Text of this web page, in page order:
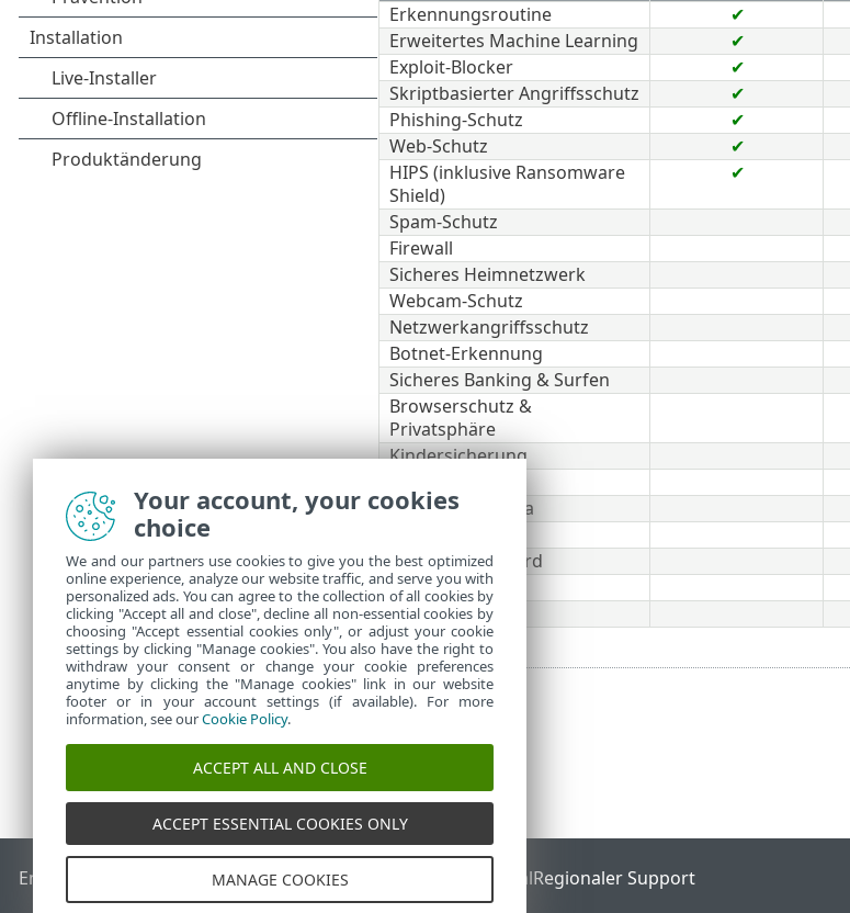
Erkennungsroutine
✔
Erweitertes Machine Learning
✔
Exploit-Blocker
✔
Skriptbasierter Angriffsschutz
✔
Phishing-Schutz
✔
Web-Schutz
✔
HIPS (inklusive Ransomware
Shield)
✔
Spam-Schutz
Firewall
Sicheres Heimnetzwerk
Webcam-Schutz
Netzwerkangriffsschutz
Botnet-Erkennung
Sicheres Banking & Surfen
Browserschutz &
Privatsphäre
Kindersicherung
ESET Secure Data
ESET Folder Guard
VPN
Identitätsschutz
End of Life ESET KnowledgebaseESET-Forum ESET Status PortalRegionaler Support
Your account, your cookies
choice
We and our partners use cookies to give you the best optimized
online experience, analyze our website traffic, and serve you with
personalized ads. You can agree to the collection of all cookies by
clicking "Accept all and close", decline all non-essential cookies by
choosing "Accept essential cookies only", or adjust your cookie
settings by clicking "Manage cookies". You also have the right to
withdraw your consent or change your cookie preferences
anytime by clicking the "Manage cookies" link in our website
footer or in your account settings (if available). For more
information, see ourCookie Policy.
ACCEPT ALL AND CLOSE
ACCEPT ESSENTIAL COOKIES ONLY
MANAGE COOKIES